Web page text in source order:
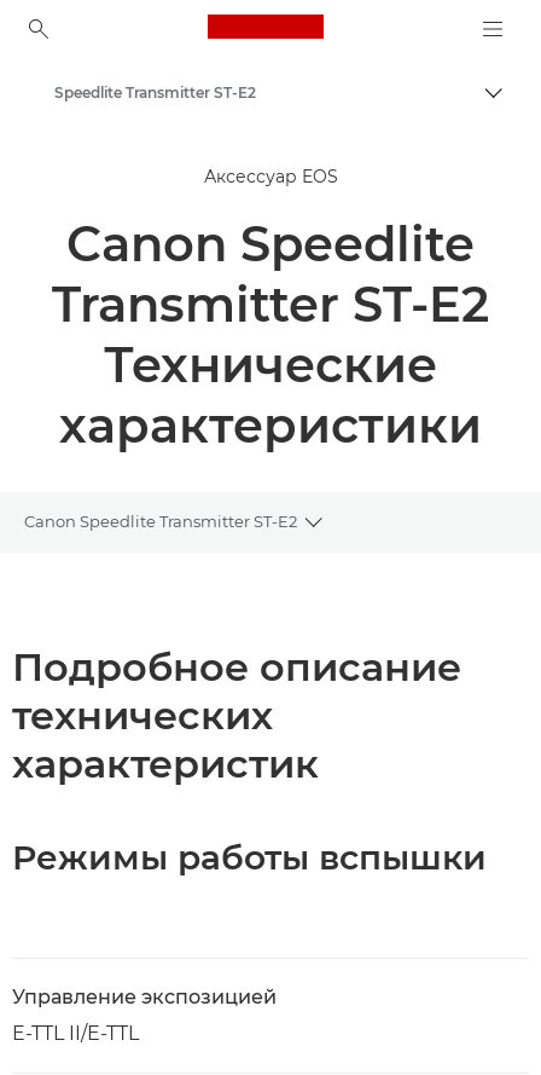
Canon Logo, back to
Speedlite Transmitter ST-E2
Аксессуар EOS
Canon Speedlite
Transmitter ST-E2
Технические
характеристики
Canon Speedlite Transmitter ST-E2
Toggle breadcrumbs
Подробное описание
технических
характеристик
Режимы работы вспышки
Управление экспозицией
E-TTL II/E-TTL